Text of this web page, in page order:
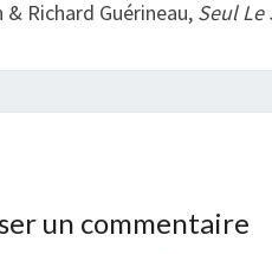
& Richard Guérineau, Seul Le
un commentaire